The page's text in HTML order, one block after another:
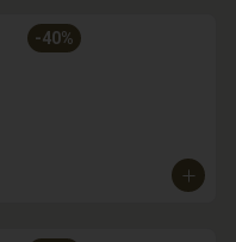
-40%